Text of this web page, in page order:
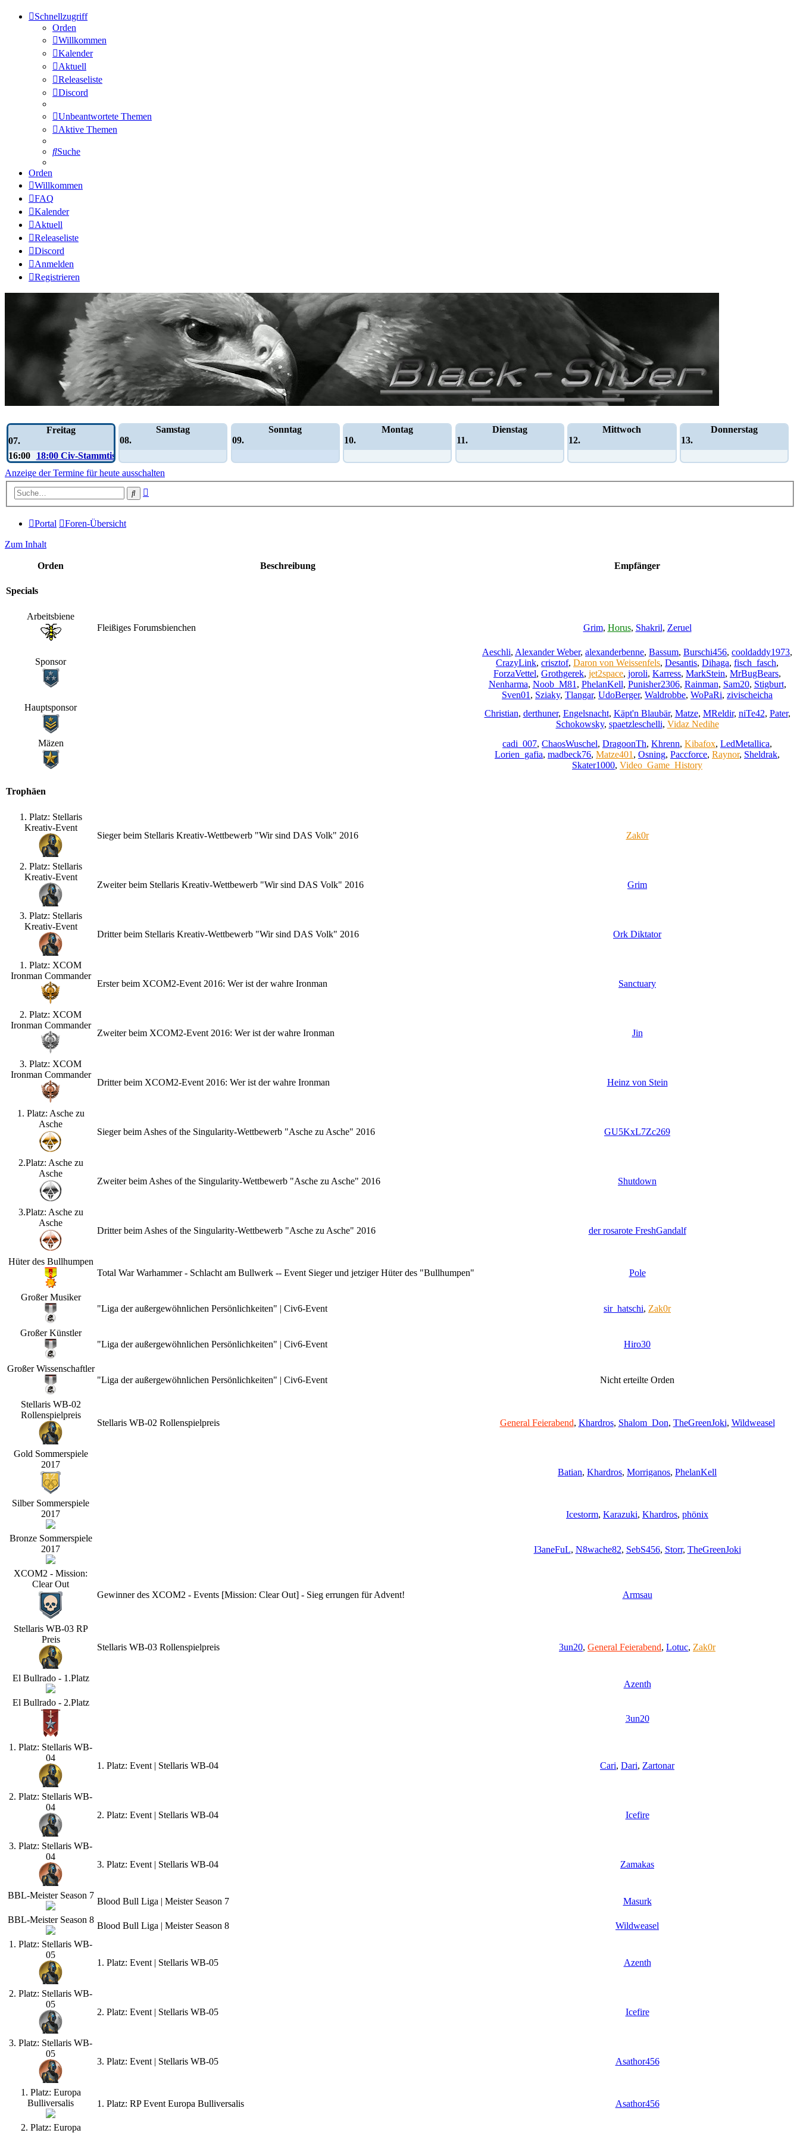
Schnellzugriff
Orden
Willkommen
Kalender
Aktuell
Releaseliste
Discord
Unbeantwortete Themen
Aktive Themen
Suche
Orden
Willkommen
FAQ
Kalender
Aktuell
Releaseliste
Discord
Anmelden
Registrieren
Freitag
07.
16:00
18:00 Civ-Stammtisch
Samstag
08.
Sonntag
09.
Montag
10.
Dienstag
11.
Mittwoch
12.
Donnerstag
13.
Anzeige der Termine für heute ausschalten
Suche
Portal Foren-Übersicht
Zum Inhalt
Orden Beschreibung Empfänger
Specials
Arbeitsbiene
Fleißiges Forumsbienchen
Grim, Horus, Shakril, Zeruel
Sponsor
Aeschli, Alexander Weber, alexanderbenne, Bassum, Burschi456, cooldaddy1973,
CrazyLink, crisztof, Daron von Weissenfels, Desantis, Dihaga, fisch_fasch,
ForzaVettel, Grothgerek, jet2space, joroli, Karress, MarkStein, MrBugBears,
Nenharma, Noob_M81 , PhelanKell, Punisher2306, Rainman, Sam20, Stigburt,
Sven01 , Sziaky, Tlangar, UdoBerger, Waldrobbe, WoPaRi, zivischeicha
Hauptsponsor
Christian, derthuner, Engelsnacht, Käpt'n Blaubär, Matze, MReldir, niTe42, Pater,
Schokowsky, spaetzleschelli, Vidaz Nedihe
Mäzen
cadi_007, ChaosWuschel, DragoonTh, Khrenn, Kibafox, LedMetallica,
Lorien_gafia, madbeck76, Matze401 , Osning, Paccforce, Raynor, Sheldrak,
Skater1000, Video_Game_History
Trophäen
1. Platz: Stellaris
Kreativ-Event
Sieger beim Stellaris Kreativ-Wettbewerb "Wir sind DAS Volk" 2016 Zak0r
2. Platz: Stellaris
Kreativ-Event
Zweiter beim Stellaris Kreativ-Wettbewerb "Wir sind DAS Volk" 2016 Grim
3. Platz: Stellaris
Kreativ-Event
Dritter beim Stellaris Kreativ-Wettbewerb "Wir sind DAS Volk" 2016 Ork Diktator
1. Platz: XCOM
Ironman Commander
Erster beim XCOM2-Event 2016: Wer ist der wahre Ironman Sanctuary
2. Platz: XCOM
Ironman Commander
Zweiter beim XCOM2-Event 2016: Wer ist der wahre Ironman Jin
3. Platz: XCOM
Ironman Commander
Dritter beim XCOM2-Event 2016: Wer ist der wahre Ironman Heinz von Stein
1. Platz: Asche zu
Asche
Sieger beim Ashes of the Singularity-Wettbewerb "Asche zu Asche" 2016 GU5KxL7Zc269
2.Platz: Asche zu
Asche
Zweiter beim Ashes of the Singularity-Wettbewerb "Asche zu Asche" 2016 Shutdown
3.Platz: Asche zu
Asche
Dritter beim Ashes of the Singularity-Wettbewerb "Asche zu Asche" 2016 der rosarote FreshGandalf
Hüter des Bullhumpen
Total War Warhammer - Schlacht am Bullwerk -- Event Sieger und jetziger Hüter des "Bullhumpen"
Pole
Großer Musiker
"Liga der außergewöhnlichen Persönlichkeiten" | Civ6-Event
sir_hatschi, Zak0r
Großer Künstler
"Liga der außergewöhnlichen Persönlichkeiten" | Civ6-Event
Hiro30
Großer Wissenschaftler
"Liga der außergewöhnlichen Persönlichkeiten" | Civ6-Event
Nicht erteilte Orden
Stellaris WB-02
Rollenspielpreis
Stellaris WB-02 Rollenspielpreis General Feierabend, Khardros, Shalom_Don, TheGreenJoki, Wildweasel
Gold Sommerspiele
2017
Batian, Khardros, Morriganos, PhelanKell
Silber Sommerspiele
2017
Icestorm, Karazuki, Khardros, phönix
Bronze Sommerspiele
2017
I3aneFuL, N8wache82, SebS456, Storr, TheGreenJoki
XCOM2 - Mission:
Clear Out
Gewinner des XCOM2 - Events [Mission: Clear Out] - Sieg errungen für Advent!
Armsau
Stellaris WB-03 RP
Preis
Stellaris WB-03 Rollenspielpreis 3un20, General Feierabend, Lotuc, Zak0r
El Bullrado - 1.Platz
Azenth
El Bullrado - 2.Platz
3un20
1. Platz: Stellaris WB-
04
1. Platz: Event | Stellaris WB-04 Cari, Dari, Zartonar
2. Platz: Stellaris WB-
04
2. Platz: Event | Stellaris WB-04 Icefire
3. Platz: Stellaris WB-
04
3. Platz: Event | Stellaris WB-04 Zamakas
BBL-Meister Season 7
Blood Bull Liga | Meister Season 7
Masurk
BBL-Meister Season 8
Blood Bull Liga | Meister Season 8
Wildweasel
1. Platz: Stellaris WB-
05
1. Platz: Event | Stellaris WB-05 Azenth
2. Platz: Stellaris WB-
05
2. Platz: Event | Stellaris WB-05 Icefire
3. Platz: Stellaris WB-
05
3. Platz: Event | Stellaris WB-05 Asathor456
1. Platz: Europa
Bulliversalis
1. Platz: RP Event Europa Bulliversalis Asathor456
2. Platz: Europa